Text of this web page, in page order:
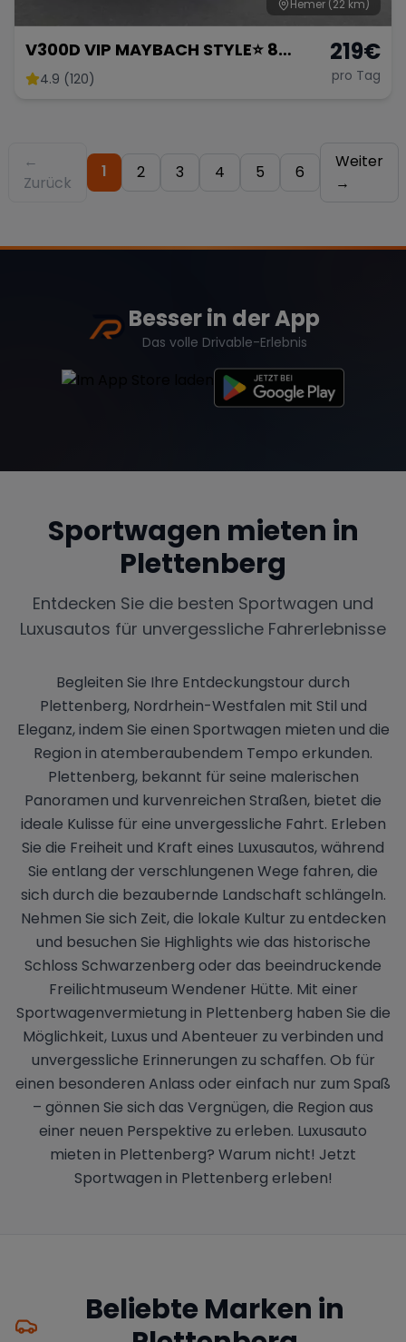
Hemer (22 km)
V300D VIP MAYBACH STYLE⭐️ 8
Sitzer
4.9 (120)
219€
pro Tag
←
Zurück
1 2 3 4 5 6
Weiter
→
Besser in der App
Das volle Drivable-Erlebnis
Sportwagen mieten in
Plettenberg
Entdecken Sie die besten Sportwagen und
Luxusautos für unvergessliche Fahrerlebnisse
Begleiten Sie Ihre Entdeckungstour durch
Plettenberg, Nordrhein-Westfalen mit Stil und
Eleganz, indem Sie einen Sportwagen mieten und die
Region in atemberaubendem Tempo erkunden.
Plettenberg, bekannt für seine malerischen
Panoramen und kurvenreichen Straßen, bietet die
ideale Kulisse für eine unvergessliche Fahrt. Erleben
Sie die Freiheit und Kraft eines Luxusautos, während
Sie entlang der verschlungenen Wege fahren, die
sich durch die bezaubernde Landschaft schlängeln.
Nehmen Sie sich Zeit, die lokale Kultur zu entdecken
und besuchen Sie Highlights wie das historische
Schloss Schwarzenberg oder das beeindruckende
Freilichtmuseum Wendener Hütte. Mit einer
Sportwagenvermietung in Plettenberg haben Sie die
Möglichkeit, Luxus und Abenteuer zu verbinden und
unvergessliche Erinnerungen zu schaffen. Ob für
einen besonderen Anlass oder einfach nur zum Spaß
– gönnen Sie sich das Vergnügen, die Region aus
einer neuen Perspektive zu erleben. Luxusauto
mieten in Plettenberg? Warum nicht! Jetzt
Sportwagen in Plettenberg erleben!
Beliebte Marken in